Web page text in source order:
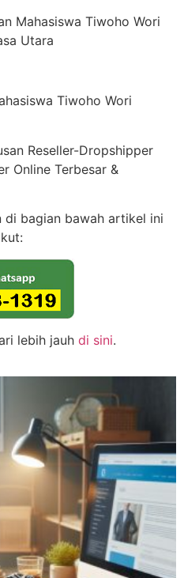
Tiwoho Wori
Reseller-Dropshipper
Online Terbesar &
bagian bawah artikel ini
lebih jauh di sini.